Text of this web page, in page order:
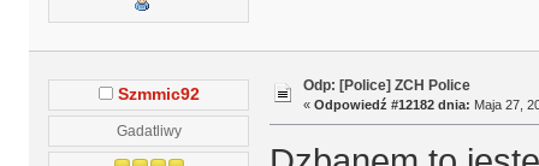
Szmmic92
Gadatliwy
Odp: [Police] ZCH Police
« Odpowiedź #12182 dnia: Maja 27,